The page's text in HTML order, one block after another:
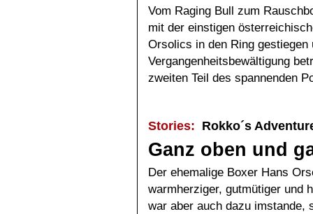
Vom Raging Bull zum
mit der einstigen
Orsolics in den Ring gestiegen
Vergangenheitsbewältigung
zweiten Teil des spannenden
Stories: Rokko´s
Ganz oben und
Der ehemalige Boxer Hans
warmherziger, gutmütiger und
war aber auch dazu imstande,